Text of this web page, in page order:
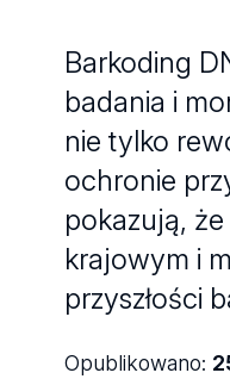
Barkoding
badania i
nie tylko
ochronie
pokazują,
krajowym i
przyszłości
Opublikowano: